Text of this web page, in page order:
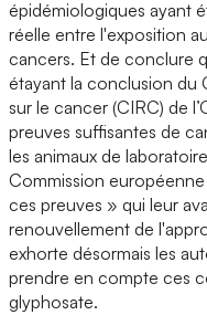
épidémiologiques ayant
réelle entre l'exposition
cancers. Et de conclure
étayant la conclusion du
sur le cancer (CIRC) de
preuves suffisantes de
les animaux de
Commission
ces preuves » qui leur
renouvellement de
exhorte désormais les
prendre en compte ces
glyphosate.